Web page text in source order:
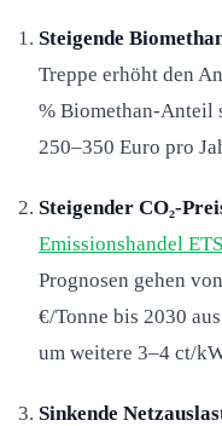
Steigende
Treppe erhöht den
% Biomethan-Anteil
250–350 Euro pro
Steigender CO₂-
Emissionshandel
Prognosen gehen
€/Tonne bis 2030
um weitere 3–4 ct/
Sinkende